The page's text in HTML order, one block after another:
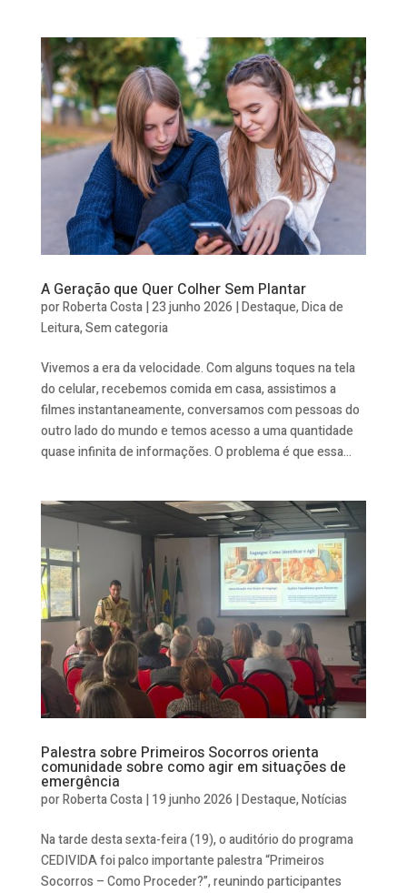
A Geração que Quer Colher Sem Plantar
porRoberta Costa|23 junho 2026 |Destaque,Dica de
Leitura,Sem categoria
Vivemos a era da velocidade. Com alguns toques na tela
do celular, recebemos comida em casa, assistimos a
filmes instantaneamente, conversamos com pessoas do
outro lado do mundo e temos acesso a uma quantidade
quase infinita de informações. O problema é que essa...
Palestra sobre Primeiros Socorros orienta
comunidade sobre como agir em situações de
emergência
porRoberta Costa|19 junho 2026 |Destaque,Notícias
Na tarde desta sexta-feira (19), o auditório do programa
CEDIVIDA foi palco importante palestra “Primeiros
Socorros – Como Proceder?”, reunindo participantes